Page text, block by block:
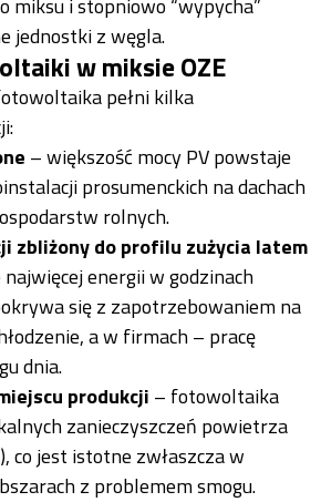
jednostki z węgla.
w miksie OZE
pełni kilka
– większość mocy PV powstaje
prosumenckich na dachach
rolnych.
zbliżony do profilu zużycia latem
energii w godzinach
się z zapotrzebowaniem na
a w firmach – pracę
dnia.
produkcji – fotowoltaika
zanieczyszczeń powietrza
), co jest istotne zwłaszcza w
z problemem smogu.